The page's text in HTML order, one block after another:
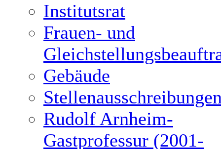
Institutsrat
Frauen- und
Gebäude
Rudolf Arnheim-
Gastprofessur (2001-